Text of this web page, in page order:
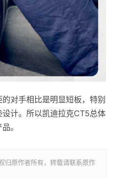
对手相比是明显短板，特别
计。所以凯迪拉克CT5总体
。
归原作者所有，转载请联系原作